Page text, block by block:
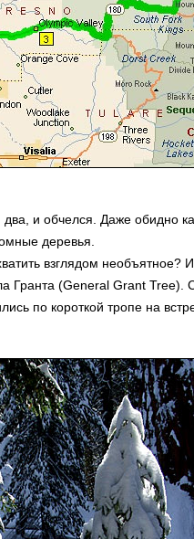
и обчелся. Даже обидно
деревья.
взглядом необъятное?
Гранта (General Grant Tree).
по короткой тропе на